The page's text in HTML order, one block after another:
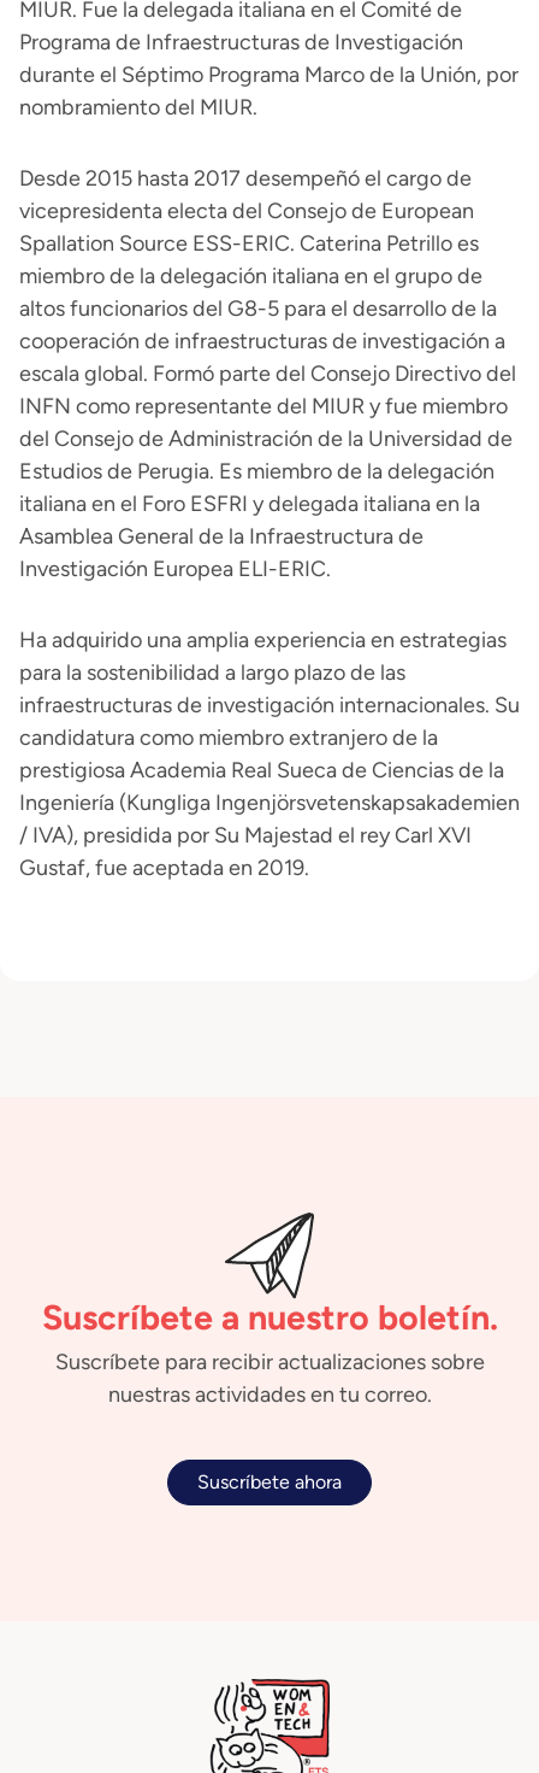
MIUR. Fue la delegada italiana en el Comité de
Programa de Infraestructuras de Investigación
durante el Séptimo Programa Marco de la Unión, por
nombramiento del MIUR.
Desde 2015 hasta 2017 desempeñó el cargo de
vicepresidenta electa del Consejo de European
Spallation Source ESS-ERIC. Caterina Petrillo es
miembro de la delegación italiana en el grupo de
altos funcionarios del G8-5 para el desarrollo de la
cooperación de infraestructuras de investigación a
escala global. Formó parte del Consejo Directivo del
INFN como representante del MIUR y fue miembro
del Consejo de Administración de la Universidad de
Estudios de Perugia. Es miembro de la delegación
italiana en el Foro ESFRI y delegada italiana en la
Asamblea General de la Infraestructura de
Investigación Europea ELI-ERIC.
Ha adquirido una amplia experiencia en estrategias
para la sostenibilidad a largo plazo de las
infraestructuras de investigación internacionales. Su
candidatura como miembro extranjero de la
prestigiosa Academia Real Sueca de Ciencias de la
Ingeniería (Kungliga Ingenjörsvetenskapsakademien
/ IVA), presidida por Su Majestad el rey Carl XVI
Gustaf, fue aceptada en 2019.
Suscríbete a nuestro boletín.
Suscríbete para recibir actualizaciones sobre
nuestras actividades en tu correo.
Suscríbete ahora